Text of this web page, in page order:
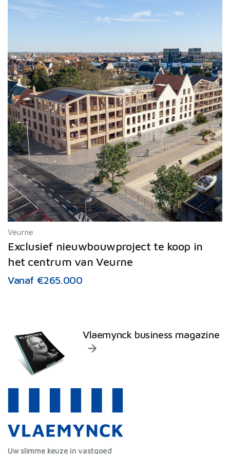
Veurne
Exclusief nieuwbouwproject te koop in
het centrum van Veurne
Vanaf €265.000
Uw slimme keuze in vastgoed
Vlaemynck business magazine